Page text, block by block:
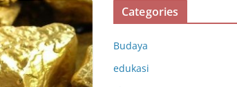
Categories
Budaya
edukasi